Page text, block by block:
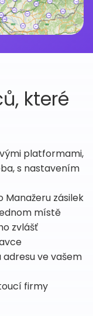
které
platformami,
s nastavením
zásilek
místě
zvlášť
ve vašem
firmy